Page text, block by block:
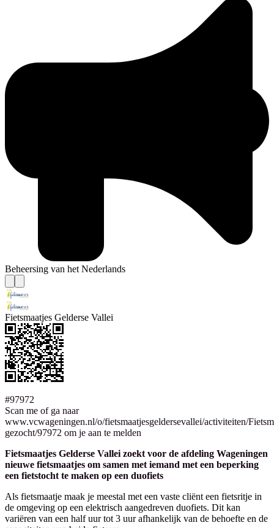
Beheersing van het Nederlands
Fietsmaatjes Gelderse Vallei
#97972
Scan me of ga naar
www.vcwageningen.nl/o/fietsmaatjesgeldersevallei/activiteiten/
gezocht/97972 om je aan te melden
Fietsmaatjes Gelderse Vallei zoekt voor de afdeling Wageningen
nieuwe fietsmaatjes om samen met iemand met een beperking
een fietstocht te maken op een duofiets
Als fietsmaatje maak je meestal met een vaste cliënt een fietsritje in
de omgeving op een elektrisch aangedreven duofiets. Dit kan
variëren van een half uur tot 3 uur afhankelijk van de behoefte en de